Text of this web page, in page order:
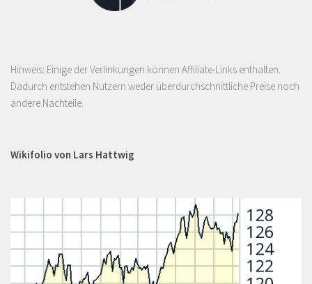
Hinweis: Einige der Verlinkungen können Affiliate-Links enthalten.
Dadurch entstehen Nutzern weder überdurchschnittliche Preise noch
andere Nachteile.
Wikifolio von Lars Hattwig